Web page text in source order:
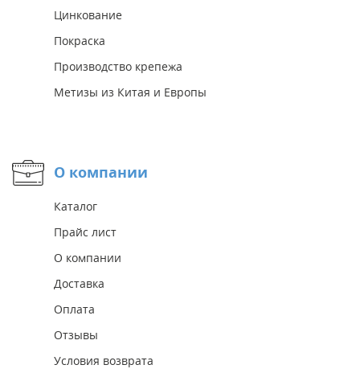
Цинкование
Покраска
Производство крепежа
Метизы из Китая и Европы
О компании
Каталог
Прайс лист
О компании
Доставка
Оплата
Отзывы
Условия возврата